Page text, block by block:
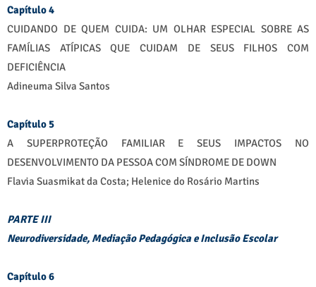
Capítulo 4
CUIDANDO DE QUEM CUIDA: UM OLHAR ESPECIAL SOBRE AS
FAMÍLIAS ATÍPICAS QUE CUIDAM DE SEUS FILHOS COM
DEFICIÊNCIA
Adineuma Silva Santos
Capítulo 5
A SUPERPROTEÇÃO FAMILIAR E SEUS IMPACTOS NO
DESENVOLVIMENTO DA PESSOA COM SÍNDROME DE DOWN
Flavia Suasmikat da Costa; Helenice do Rosário Martins
PARTE III
Neurodiversidade, Mediação Pedagógica e Inclusão Escolar
Capítulo 6